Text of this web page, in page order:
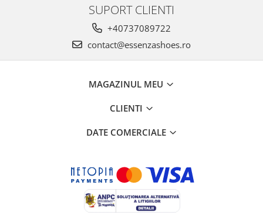
SUPORT CLIENTI
+40737089722
contact@essenzashoes.ro
MAGAZINUL MEU
CLIENTI
DATE COMERCIALE